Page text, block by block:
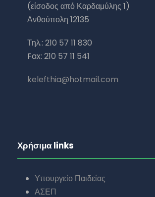
(είσοδος από Καρδαμύλης 1)
Ανθούπολη 12135
Τηλ.: 210 57 11 830
Fax: 210 57 11 541
kelefthia@hotmail.com
Χρήσιμα links
Υπουργείο Παιδείας
ΑΣΕΠ